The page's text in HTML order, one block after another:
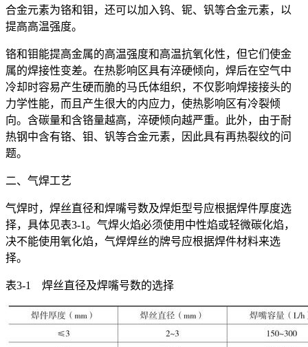
合金元素为铬和钼，还可以加入钨、铌、钒等合金元素，以
提高高温强度。
铬和钼能提高金属的高温强度和高温抗氧化性，但它们使金
属的焊接性变差。在热影响区具有淬硬倾向，焊后在空气中
冷却时容易产生硬而脆的马氏体组织，不仅影响焊接接头的
力学性能，而且产生很大的内应力，使热影响区有冷裂倾
向。含碳量和含铬量越高，淬硬倾向越严重。此外，由于耐
热钢中含有铬、钼、钒等合金元素，因此具有再热裂纹的问
题。
二、气焊工艺
气焊时，焊丝直径和焊嘴号数及焊炬型号应根据焊件厚度选
择，具体见表3-1。气焊火焰必须使用中性焰或轻微碳化焰，
决不能使用氧化焰，气焊焊丝的牌号应根据焊件材料来选
择。
表3-1 焊丝直径及焊嘴号数的选择